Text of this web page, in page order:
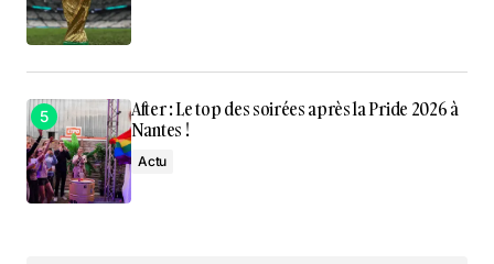
After : Le top des soirées après la Pride 2026 à
Nantes !
Actu